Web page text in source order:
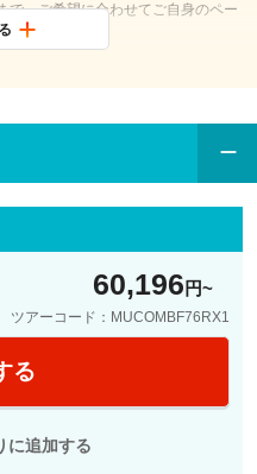
で、ご希望に合わせてご自身のペー
ているレジデンツ宮殿。当時の宮廷
60,196 円
ツアーコード：MUCOMBF76RX1
る
に追加する